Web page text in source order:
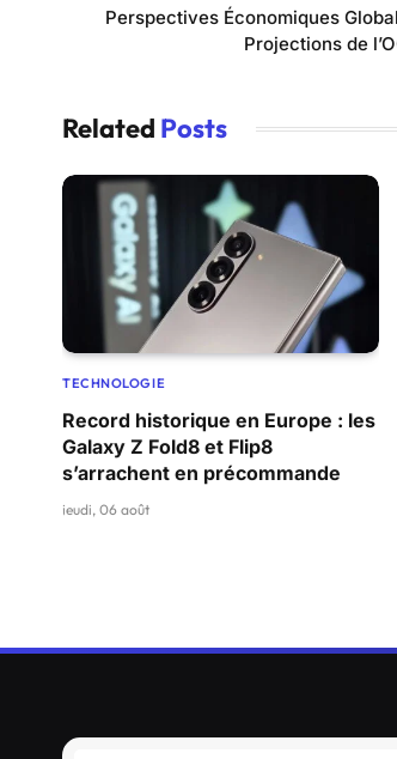
Perspectives Économiques
Projections de
Related Posts
TECHNOLOGIE
Record historique en Europe : les
Galaxy Z Fold8 et Flip8
s’arrachent en précommande
jeudi, 06 août